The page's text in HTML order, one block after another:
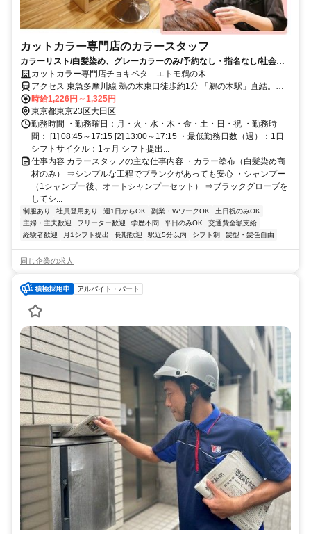
カットカラー専門店のカラースタッフ
カラーリスト/白髪染め、グレーカラーのみ/予約なし・指名なし/社会保
険完備
カットカラー専門店チョキペタ エトモ鵜の木
アクセス 東急多摩川線 鵜の木東口徒歩約1分 「鵜の木駅」直結。蒲
田駅から東急多摩川線で5分。多摩川駅から3分。
時給1,226円～1,325円
東京都東京23区大田区
勤務時間 ・勤務曜日：月・火・水・木・金・土・日・祝 ・勤務時
間： [1] 08:45～17:15 [2] 13:00～17:15 ・最低勤務日数（週）：1日
シフトサイクル：1ヶ月 シフト提出...
仕事内容 カラースタッフの主な仕事内容 ・カラー塗布（白髪染め商
材のみ） ⇒シンプルな工程でブランクがあっても安心 ・シャンプー
（1シャンプー後、オートシャンプーセット） ⇒ブラックグローブを
してシ...
制服あり 社員登用あり 週1日からOK 副業・WワークOK
土日祝のみOK
主婦・主夫歓迎
フリーター歓迎 学歴不問 平日のみOK
交通費全額支給
経験者歓迎
月1シフト提出 長期歓迎 駅近5分以内 シフト制 髪型・髪色自由
同じ企業の求人
アルバイト・パート